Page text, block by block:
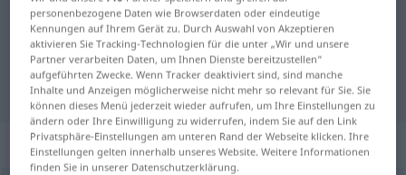
Norwegisch-Deutsch Übersetzung
für "skala"
"skala" Deutsch Übersetzung
„skala“: Maskulinum
personenbezogene Daten wie Browserdaten oder eindeutige
Kennungen auf Ihrem Gerät zu. Durch Auswahl von Akzeptieren
aktivieren Sie Tracking-Technologien für die unter „Wir und unsere
Partner verarbeiten Daten, um Ihnen Dienste bereitzustellen“
aufgeführten Zwecke. Wenn Tracker deaktiviert sind, sind manche
Inhalte und Anzeigen möglicherweise nicht mehr so relevant für Sie. Sie
können dieses Menü jederzeit wieder aufrufen, um Ihre Einstellungen zu
ändern oder Ihre Einwilligung zu widerrufen, indem Sie auf den Link
Privatsphäre-Einstellungen am unteren Rand der Webseite klicken. Ihre
Einstellungen gelten innerhalb unseres Website. Weitere Informationen
finden Sie in unserer Datenschutzerklärung.